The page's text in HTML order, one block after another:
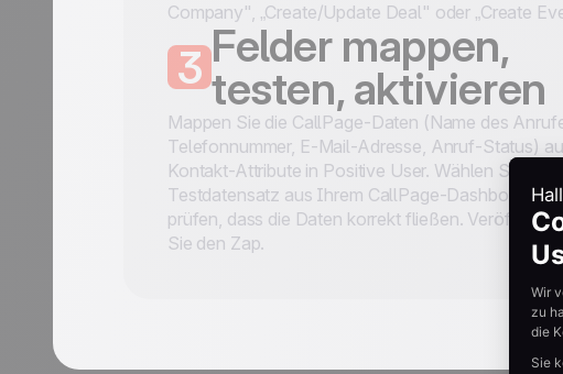
Company", „Create/Update Deal" oder „Create
3 Felder mappen,
testen, aktivieren
Mappen Sie die CallPage-Daten (Name des
Telefonnummer, E-Mail-Adresse, Anruf-Status)
Kontakt-Attribute in Positive User. Wählen Sie einen
Testdatensatz aus Ihrem CallPage-Dashboard, um
prüfen, dass die Daten korrekt fließen.
Sie den Zap.